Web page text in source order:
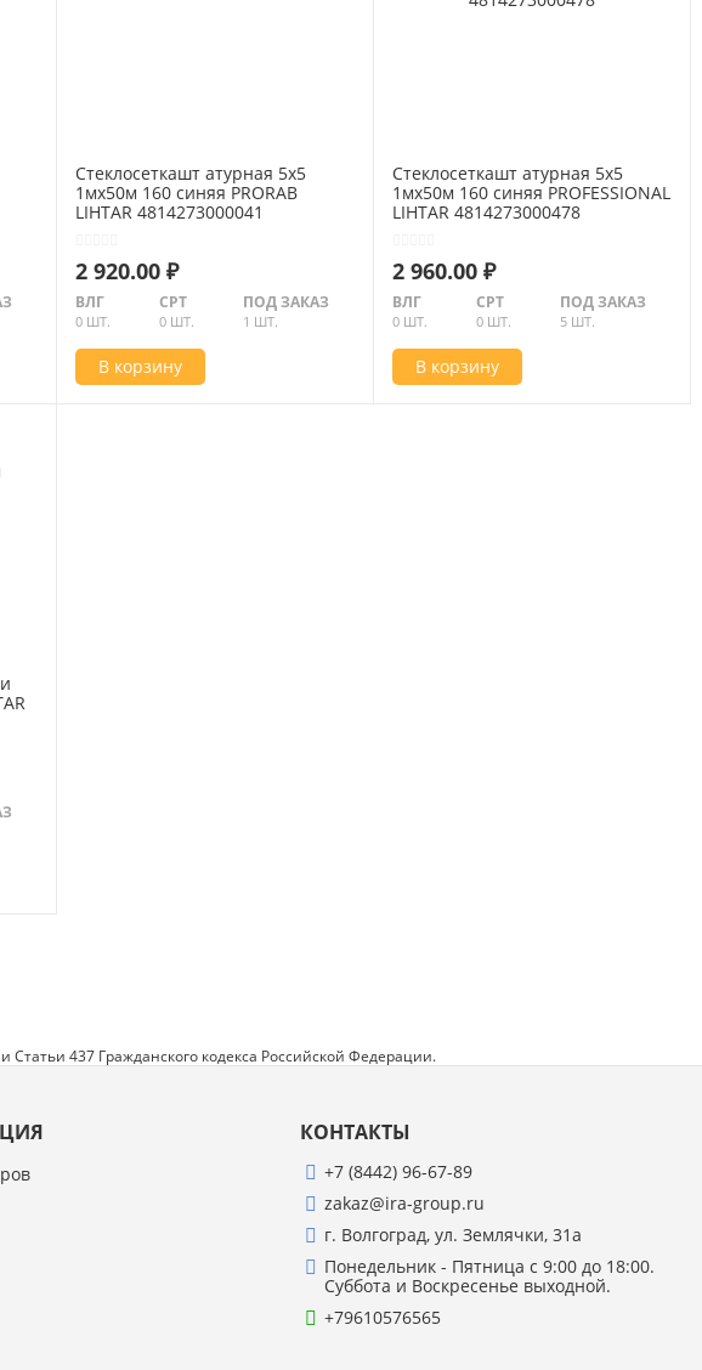
Стеклосеткашт атурная 5х5
1мх50м 160 синяя PRORAB
LIHTAR 4814273000041
2 920.00 ₽
ВЛГ
0 ШТ.
СРТ
0 ШТ.
ПОД ЗАКАЗ
1 ШТ.
В корзину
Стеклосеткашт атурная 5х5
1мх50м 160 синяя PROFESSIONAL
LIHTAR 4814273000478
2 960.00 ₽
ВЛГ
0 ШТ.
СРТ
0 ШТ.
ПОД ЗАКАЗ
5 ШТ.
В корзину
437 Гражданского кодекса Российской Федерации.
КОНТАКТЫ
+7 (8442) 96-67-89
zakaz@ira-group.ru
г. Волгоград, ул. Землячки, 31а
Понедельник - Пятница с 9:00 до 18:00.
Суббота и Воскресенье выходной.
+79610576565